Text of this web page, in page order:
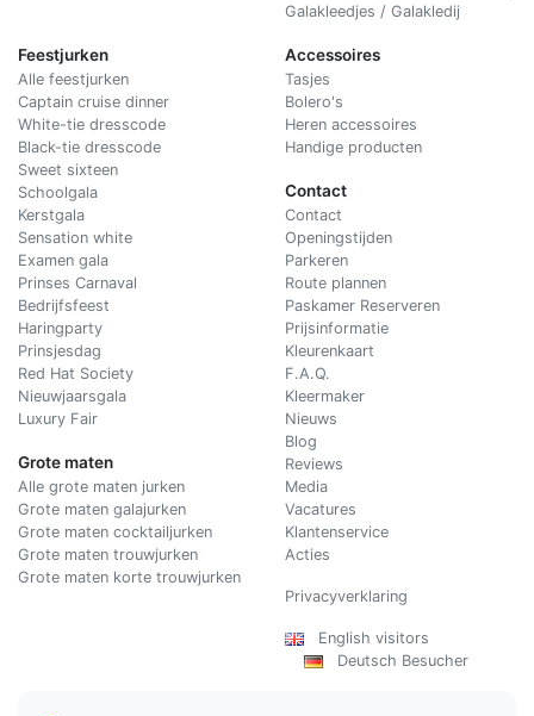
Galakleedjes / Galakledij
Feestjurken
Alle feestjurken
Captain cruise dinner
White-tie dresscode
Black-tie dresscode
Sweet sixteen
Schoolgala
Kerstgala
Sensation white
Examen gala
Prinses Carnaval
Bedrijfsfeest
Haringparty
Prinsjesdag
Red Hat Society
Nieuwjaarsgala
Luxury Fair
Grote maten
Alle grote maten jurken
Grote maten galajurken
Grote maten cocktailjurken
Grote maten trouwjurken
Grote maten korte trouwjurken
Accessoires
Tasjes
Bolero's
Heren accessoires
Handige producten
Contact
Contact
Openingstijden
Parkeren
Route plannen
Paskamer Reserveren
Prijsinformatie
Kleurenkaart
F.A.Q.
Kleermaker
Nieuws
Blog
Reviews
Media
Vacatures
Klantenservice
Acties
Privacyverklaring
English visitors
Deutsch Besucher